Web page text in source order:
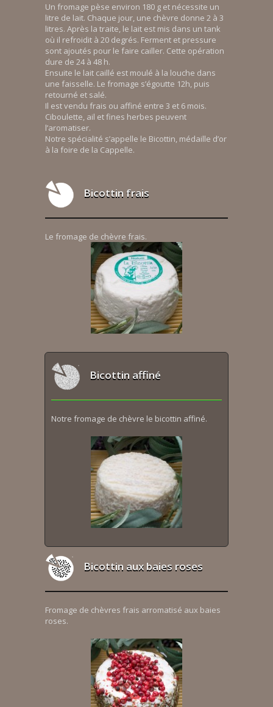
Un fromage pèse environ 180 g et nécessite un
litre de lait. Chaque jour, une chèvre donne 2 à 3
litres. Après la traite, le lait est mis dans un tank
où il refroidit à 20 degrés. Ferment et pressure
sont ajoutés pour le faire cailler. Cette opération
dure de 24 à 48 h.
Ensuite le lait caillé est moulé à la louche dans
une faisselle. Le fromage s’égoutte 12h, puis
retourné et salé.
Il est vendu frais ou affiné entre 3 et 6 mois.
Ciboulette, ail et fines herbes peuvent
l’aromatiser.
Notre spécialité s’appelle le Bicottin, médaille d’or
à la foire de la Cappelle.
Bicottin frais
Le fromage de chèvre frais.
Bicottin affiné
Notre fromage de chèvre le bicottin affiné.
Bicottin aux baies roses
Fromage de chèvres frais arromatisé aux baies
roses.